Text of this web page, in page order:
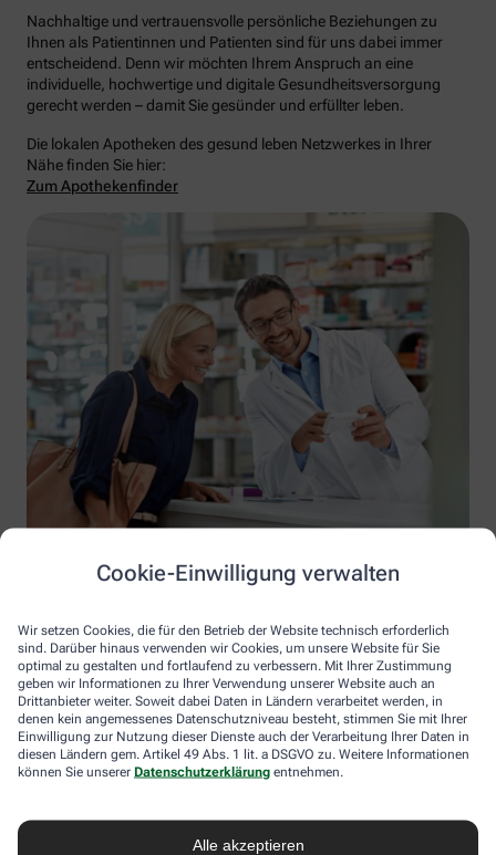
Cookie-Einwilligung verwalten
Wir setzen Cookies, die für den Betrieb der Website technisch erforderlich
sind. Darüber hinaus verwenden wir Cookies, um unsere Website für Sie
optimal zu gestalten und fortlaufend zu verbessern. Mit Ihrer Zustimmung
geben wir Informationen zu Ihrer Verwendung unserer Website auch an
Drittanbieter weiter. Soweit dabei Daten in Ländern verarbeitet werden, in
denen kein angemessenes Datenschutzniveau besteht, stimmen Sie mit Ihrer
Einwilligung zur Nutzung dieser Dienste auch der Verarbeitung Ihrer Daten in
diesen Ländern gem. Artikel 49 Abs. 1 lit. a DSGVO zu. Weitere Informationen
können Sie unserer Datenschutzerklärung entnehmen.
Alle akzeptieren
Nachhaltige und vertrauensvolle persönliche Beziehungen zu
Ihnen als Patientinnen und Patienten sind für uns dabei immer
entscheidend. Denn wir möchten Ihrem Anspruch an eine
individuelle, hochwertige und digitale Gesundheitsversorgung
gerecht werden – damit Sie gesünder und erfüllter leben.
Die lokalen Apotheken des gesund leben Netzwerkes in Ihrer
Nähe finden Sie hier:
Zum Apothekenfinder
Information der Süd Apotheke
Süd Apotheke